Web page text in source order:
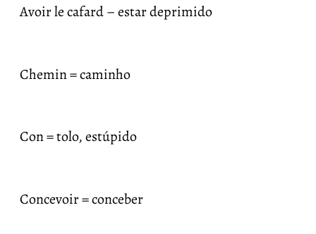
Avoir le cafard – estar deprimido
Chemin = caminho
Con = tolo, estúpido
Concevoir = conceber